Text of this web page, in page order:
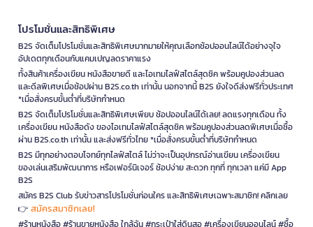
โปรโมชั่นและสิทธิพิเศษ
B2S จัดเต็มโปรโมชั่นและสิทธิพิเศษมากมายให้คุณเลือกช้อปออนไลน์ได้อย่างจุใจ
อัปเดตทุกเดือนกับแคมเปญลดราคาแรง
ทั้งสินค้าเครื่องเขียน หนังสือขายดี และไอเทมไลฟ์สไตล์สุดชิค พร้อมคูปองส่วนลด
และดีลพิเศษเมื่อช้อปผ่าน B2S.co.th เท่านั้น นอกจากนี้ B2S ยังใจดีส่งฟรีทั่วประเทศ
*เมื่อสั่งครบขั้นต่ำที่บริษัทกำหนด
B2S จัดเต็มโปรโมชั่นและสิทธิพิเศษเพียบ ช้อปออนไลน์ได้เลย! ลดแรงทุกเดือน ทั้ง
เครื่องเขียน หนังสือดัง ของไอเทมไลฟ์สไตล์สุดชิค พร้อมคูปองส่วนลดพิเศษเมื่อซื้อ
ผ่าน B2S.co.th เท่านั้น และส่งฟรีทั่วไทย *เมื่อสั่งครบขั้นต่ำที่บริษัทกำหนด
B2S มีทุกอย่างตอบโจทย์ทุกไลฟ์สไตล์ ไม่ว่าจะเป็นอุปกรณ์อ่านเขียน เครื่องเขียน
ของเล่นเสริมพัฒนาการ หรือเฟอร์นิเจอร์ ช้อปง่าย สะดวก ทุกที่ ทุกเวลา แค่มี App
B2S
สมัคร B2S Club รับข่าวสารโปรโมชั่นก่อนใคร และสิทธิพิเศษเฉพาะสมาชิก! คลิกเลย
👉 สมัครสมาชิกเลย!
#ร้านหนังสือ #ร้านขายหนังสือ ใกล้ฉัน #กระเป๋าใส่ดินสอ #เครื่องเขียนออนไลน์ #ซื้อ